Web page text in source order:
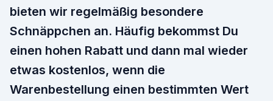
bieten wir regelmäßig besondere
Schnäppchen an. Häufig bekommst Du
einen hohen Rabatt und dann mal wieder
etwas kostenlos, wenn die
Warenbestellung einen bestimmten Wert